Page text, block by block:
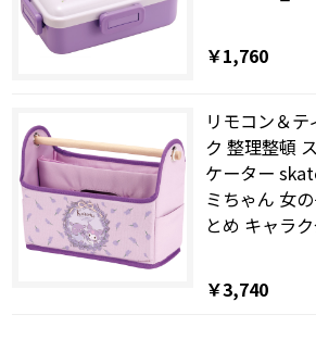
￥1,760
リモコン＆
ク 整理整頓
ケーター
ミちゃん 女
とめ キャラ
￥3,740